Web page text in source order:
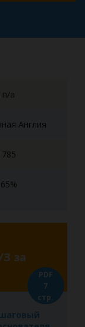
n/a
Англия
785
65%
за
PDF
7
стр.